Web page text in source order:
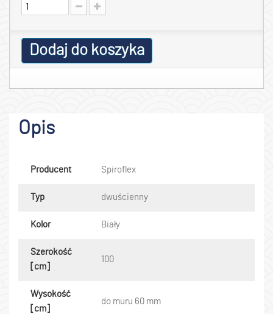
Dodaj do koszyka
Opis
Producent Spiroflex
Typ dwuścienny
Kolor Biały
Szerokość
[cm]
100
Wysokość
[cm]
do muru 60 mm